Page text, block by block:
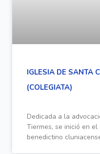
IGLESIA DE SANTA
(COLEGIATA)
Dedicada a la
Tiermes, se inició en
benedictino